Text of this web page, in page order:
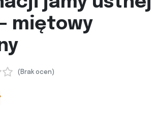
miętowy
(Brak ocen)